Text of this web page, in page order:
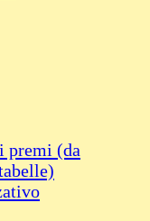
premi (da